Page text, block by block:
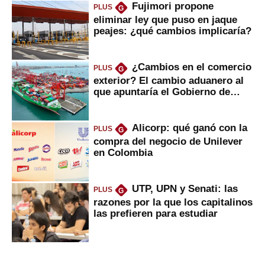
PLUS G
Fujimori propone
eliminar ley que puso en jaque
peajes: ¿qué cambios implicaría?
PLUS G
¿Cambios en el comercio
exterior? El cambio aduanero al
que apuntaría el Gobierno de
PLUS G
Alicorp: qué ganó con la
compra del negocio de Unilever
en Colombia
PLUS G
UTP, UPN y Senati: las
razones por la que los capitalinos
las prefieren para estudiar